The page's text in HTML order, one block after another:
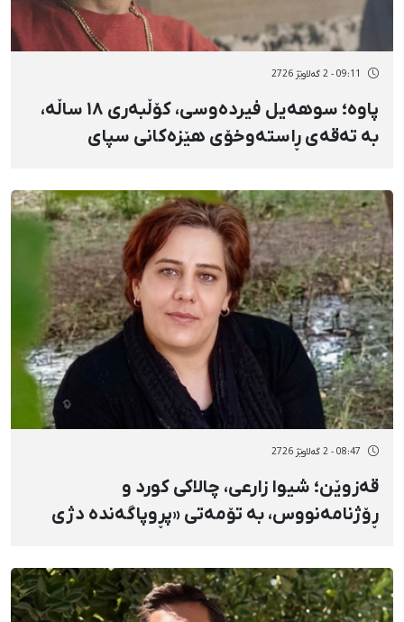
09:11 - 2 گەلاوێژ 2726
پاوه؛ سوهەیل فیردەوسی، کۆڵبەری ۱۸ ساڵە،
بە تەقەی ڕاستەوخۆی هێزەکانی سپای
08:47 - 2 گەلاوێژ 2726
قەزوێن؛ شیوا زارعی، چالاکی کورد و
ڕۆژنامەنووس، بە تۆمەتی «پڕوپاگەندە دژی
سەپێندرا